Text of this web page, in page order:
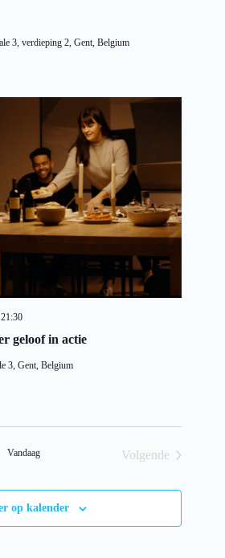
3, verdieping 2, Gent, Belgium
geloof in actie
21:30
3, Gent, Belgium
Vandaag
Volgende
op kalender